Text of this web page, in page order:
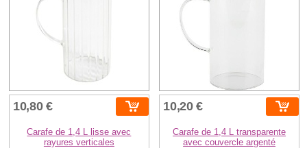
10,80 €
Carafe de 1,4 L lisse avec
rayures verticales
10,20 €
Carafe de 1,4 L transparente
avec couvercle argenté